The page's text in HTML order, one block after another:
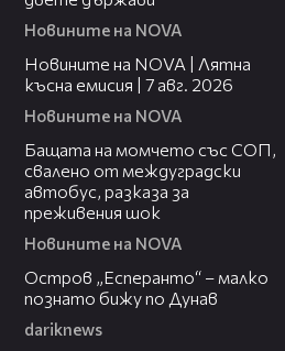
Новините на NOVA
Новините на NOVA | Лятна
късна емисия | 7 авг. 2026
Новините на NOVA
Бащата на момчето със СОП,
свалено от междуградски
автобус, разказа за
преживения шок
Новините на NOVA
Остров „Есперанто“ – малко
познато бижу по Дунав
dariknews